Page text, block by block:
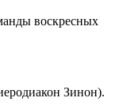
воскресных
Зинон).